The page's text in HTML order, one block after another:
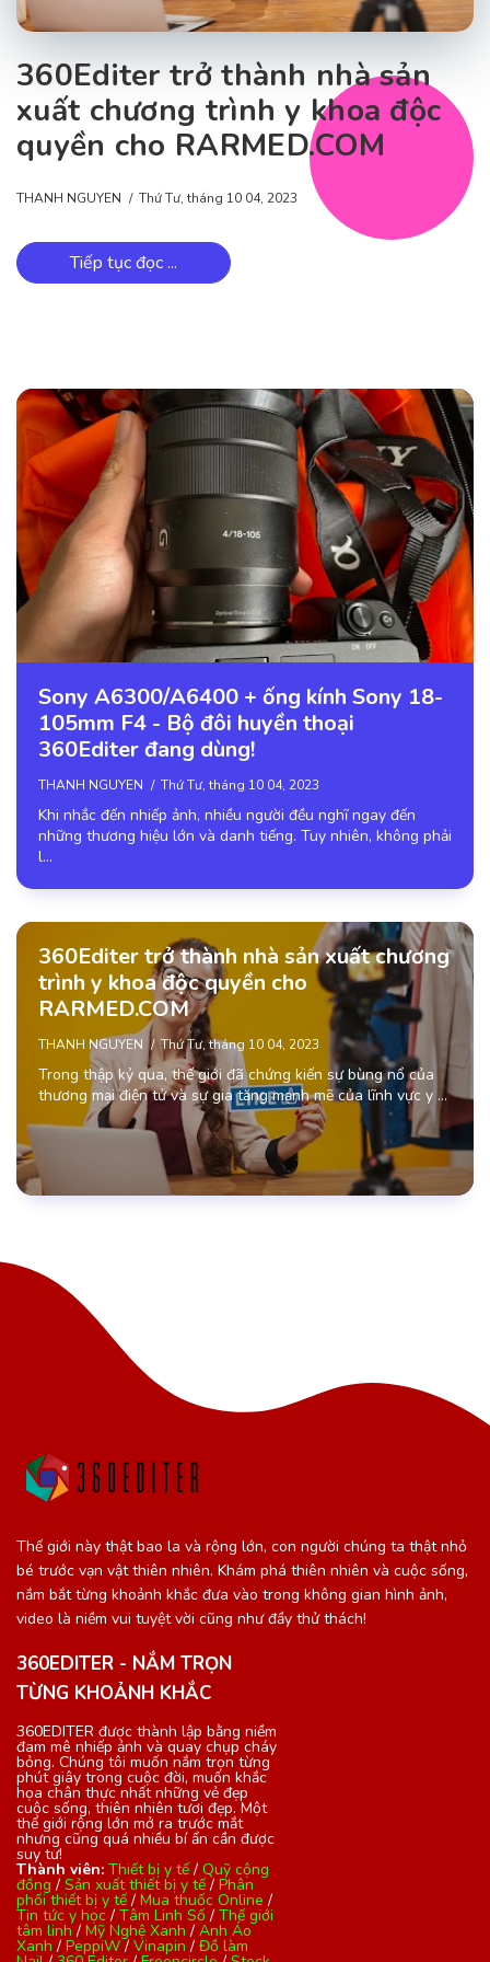
360Editer trở thành nhà sản
xuất chương trình y khoa độc
quyền cho RARMED.COM
THANH NGUYEN Thứ Tư, tháng 10 04, 2023
Tiếp tục đọc ...
Sony A6300/A6400 + ống kính Sony 18-
105mm F4 - Bộ đôi huyền thoại
360Editer đang dùng!
THANH NGUYEN Thứ Tư, tháng 10 04, 2023
Khi nhắc đến nhiếp ảnh, nhiều người đều nghĩ ngay đến
những thương hiệu lớn và danh tiếng. Tuy nhiên, không phải
l…
360Editer trở thành nhà sản xuất chương
trình y khoa độc quyền cho
RARMED.COM
THANH NGUYEN Thứ Tư, tháng 10 04, 2023
Trong thập kỷ qua, thế giới đã chứng kiến sự bùng nổ của
thương mại điện tử và sự gia tăng mạnh mẽ của lĩnh vực y …
Thế giới này thật bao la và rộng lớn, con người chúng ta thật nhỏ
bé trước vạn vật thiên nhiên. Khám phá thiên nhiên và cuộc sống,
nắm bắt từng khoảnh khắc đưa vào trong không gian hình ảnh,
video là niềm vui tuyệt vời cũng như đầy thử thách!
360EDITER - NẮM TRỌN
TỪNG KHOẢNH KHẮC
360EDITER được thành lập bằng niềm
đam mê nhiếp ảnh và quay chụp cháy
bỏng. Chúng tôi muốn nắm trọn từng
phút giây trong cuộc đời, muốn khắc
họa chân thực nhất những vẻ đẹp
cuộc sống, thiên nhiên tươi đẹp. Một
thế giới rộng lớn mở ra trước mắt
nhưng cũng quá nhiều bí ẩn cần được
suy tư!
Thành viên: Thiết bị y tế / Quỹ cộng
đồng / Sản xuất thiết bị y tế / Phân
phối thiết bị y tế / Mua thuốc Online /
Tin tức y học / Tâm Linh Số / Thế giới
tâm linh/ Mỹ Nghệ Xanh / Anh Áo
Xanh / PeppiW/ Vinapin / Đồ làm